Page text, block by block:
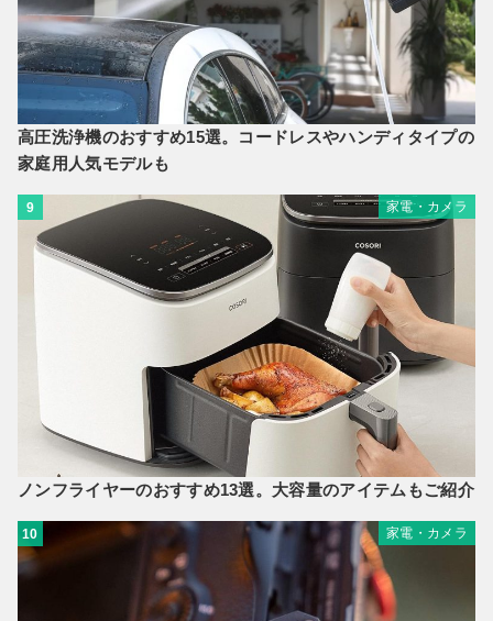
高圧洗浄機のおすすめ15選。コードレスやハンディタイプの
家庭用人気モデルも
9 家電・カメラ
ノンフライヤーのおすすめ13選。大容量のアイテムもご紹介
10 家電・カメラ